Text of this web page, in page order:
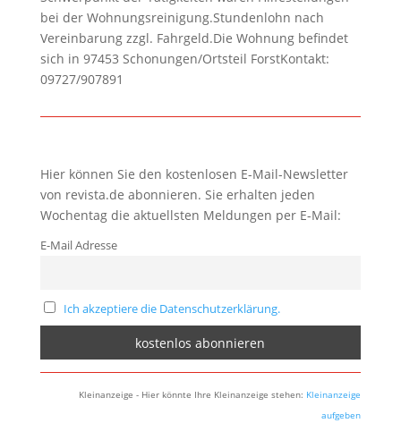
bei der Wohnungsreinigung.Stundenlohn nach
Vereinbarung zzgl. Fahrgeld.Die Wohnung befindet
sich in 97453 Schonungen/Ortsteil ForstKontakt:
09727/907891
Hier können Sie den kostenlosen E-Mail-Newsletter
von revista.de abonnieren. Sie erhalten jeden
Wochentag die aktuellsten Meldungen per E-Mail:
E-Mail Adresse
Ich akzeptiere die Datenschutzerklärung.
Kleinanzeige - Hier könnte Ihre Kleinanzeige stehen: Kleinanzeige
aufgeben